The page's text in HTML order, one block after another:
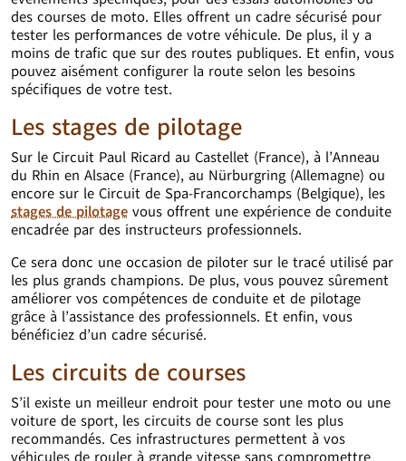
des courses de moto. Elles offrent un cadre sécurisé pour
tester les performances de votre véhicule. De plus, il y a
moins de trafic que sur des routes publiques. Et enfin, vous
pouvez aisément configurer la route selon les besoins
spécifiques de votre test.
Les stages de pilotage
Sur le Circuit Paul Ricard au Castellet (France), à l’Anneau
du Rhin en Alsace (France), au Nürburgring (Allemagne) ou
encore sur le Circuit de Spa-Francorchamps (Belgique), les
stages de pilotage vous offrent une expérience de conduite
encadrée par des instructeurs professionnels.
Ce sera donc une occasion de piloter sur le tracé utilisé par
les plus grands champions. De plus, vous pouvez sûrement
améliorer vos compétences de conduite et de pilotage
grâce à l’assistance des professionnels. Et enfin, vous
bénéficiez d’un cadre sécurisé.
Les circuits de courses
S’il existe un meilleur endroit pour tester une moto ou une
voiture de sport, les circuits de course sont les plus
recommandés. Ces infrastructures permettent à vos